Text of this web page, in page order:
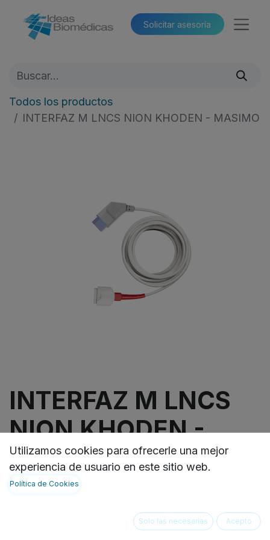
Solicitar asesoría​​
Todos los productos
INTERFAZ M LNCS NION KHODEN - MASIMO
INTERFAZ M LNCS
NION KHODEN -
MASIMO
Interfaz Masimo M-LNCS para monitores Nihon
Utilizamos cookies para ofrecerle una mejor
experiencia de usuario en este sitio web.
Política de Cookies
Solo las necesarias Acepto